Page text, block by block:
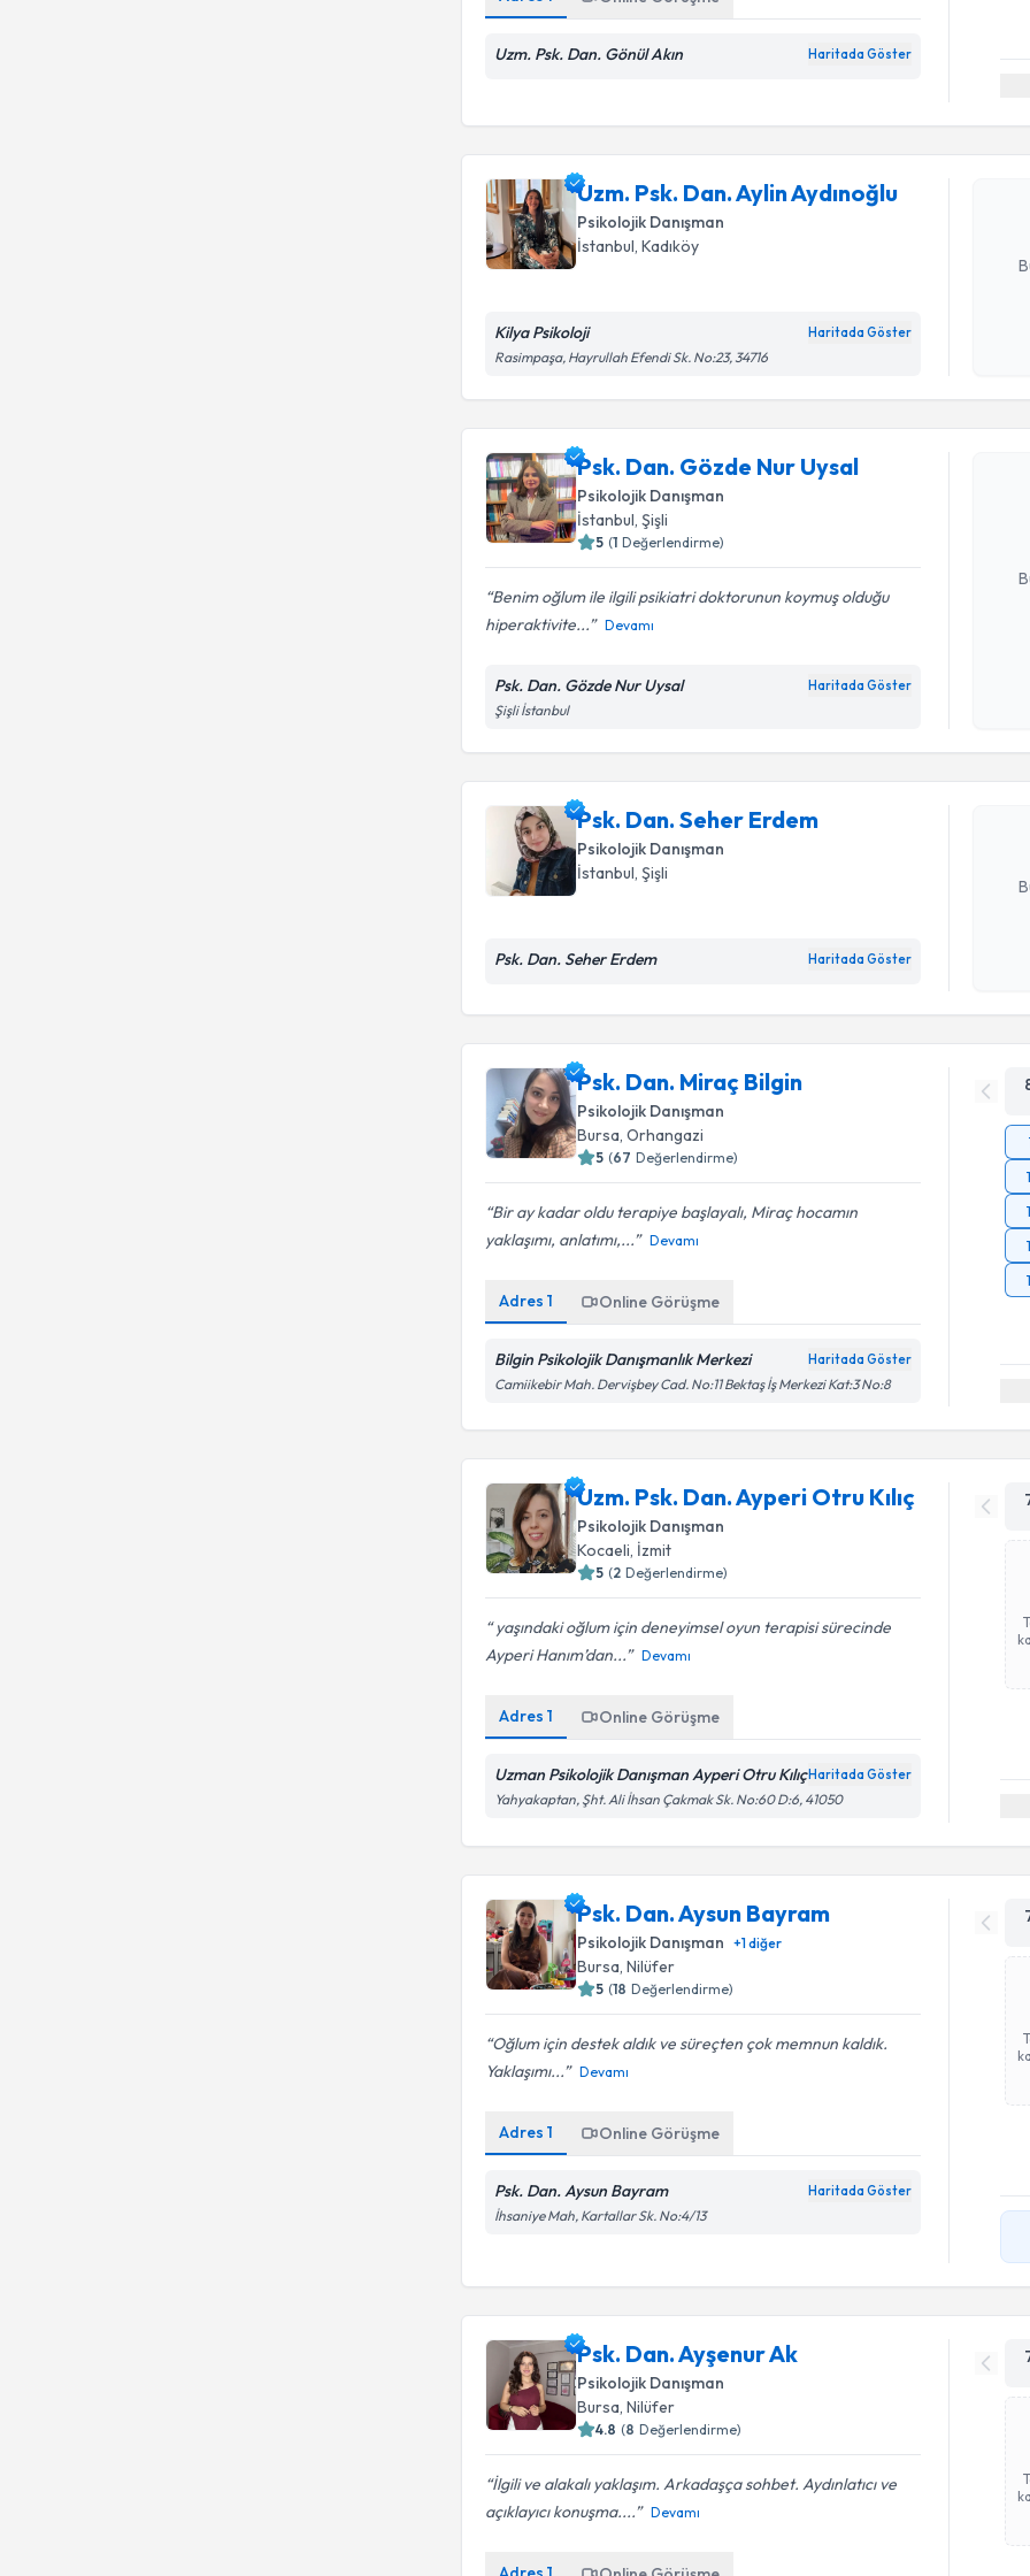
Uzm. Psk. Dan. Gönül Akın Haritada Göster
Uzm. Psk. Dan. Aylin Aydınoğlu
Psikolojik Danışman
İstanbul , Kadıköy
Kilya Psikoloji Haritada Göster
Rasimpaşa, Hayrullah Efendi Sk. No:23, 34716
Psk. Dan. Gözde Nur Uysal
Psikolojik Danışman
İstanbul , Şişli
5 (1 Değerlendirme)
Benim oğlum ile ilgili psikiatri doktorunun koymuş olduğu
hiperaktivite...
Devamı
Psk. Dan. Gözde Nur Uysal Haritada Göster
Şişli İstanbul
Randevu
Psk. Dan.
Psk. Dan. Seher Erdem
Psikolojik Danışman
İstanbul , Şişli
Psk. Dan. Seher Erdem Haritada Göster
Size bu
Psk. Dan. Miraç Bilgin
Psikolojik Danışman
Bursa , Orhangazi
5 (67 Değerlendirme)
Bir ay kadar oldu terapiye başlayalı, Miraç hocamın
yaklaşımı, anlatımı,...
Devamı
Adres1 Online Görüşme
Bilgin Psikolojik Danışmanlık Merkezi Haritada Göster
Camiikebir Mah. Dervişbey Cad. No:11 Bektaş İş Merkezi Kat:3 No:8
Uzm. Psk. Dan. Ayperi Otru Kılıç
Psikolojik Danışman
Kocaeli, İzmit
5 (2 Değerlendirme)
yaşındaki oğlum için deneyimsel oyun terapisi sürecinde
Ayperi Hanım’dan...
Devamı
Adres1 Online Görüşme
Uzman Psikolojik Danışman Ayperi Otru KılıçHaritada Göster
Yahyakaptan, Şht. Ali İhsan Çakmak Sk. No:60 D:6, 41050
Psk. Dan. Aysun Bayram
Psikolojik Danışman +1diğer
Bursa , Nilüfer
5 (18 Değerlendirme)
Oğlum için destek aldık ve süreçten çok memnun kaldık.
Yaklaşımı...
Devamı
Adres1 Online Görüşme
Psk. Dan. Aysun Bayram Haritada Göster
İhsaniye Mah, Kartallar Sk. No:4/13
Psk. Dan. Ayşenur Ak
Psikolojik Danışman
Bursa , Nilüfer
4.8 (8 Değerlendirme)
İlgili ve alakalı yaklaşım. Arkadaşça sohbet. Aydınlatıcı ve
açıklayıcı konuşma....
Devamı